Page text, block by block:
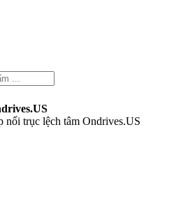
nối trục lệch tâm Ondrives.US